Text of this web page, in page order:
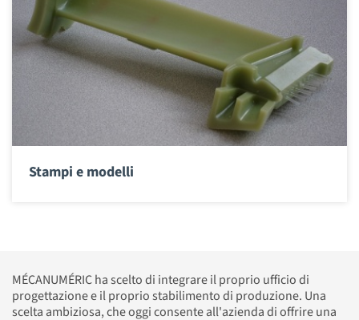
Stampi e modelli
MÉCANUMÉRIC ha scelto di integrare il proprio ufficio di
progettazione e il proprio stabilimento di produzione. Una
scelta ambiziosa, che oggi consente all'azienda di offrire una